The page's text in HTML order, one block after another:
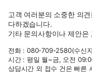
고객 여러분의 소중한 의
다하겠습니다.
기타 문의사항이나 제안
전화 : 080-709-2580(수신
시간 : 평일 월~금, 오전
상담시간 외 접수 건은 빠른